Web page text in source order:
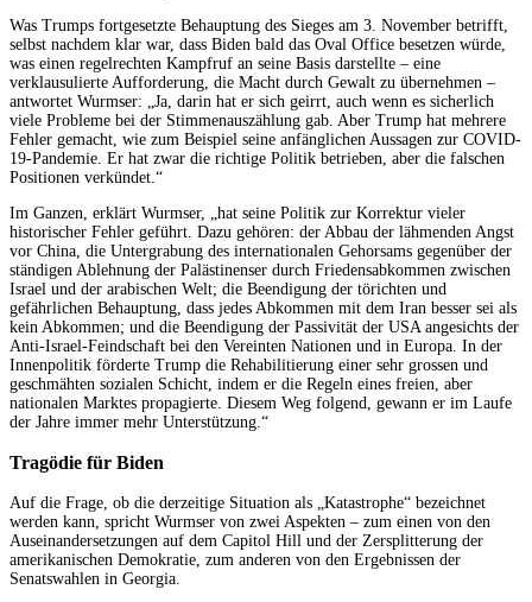
Was Trumps fortgesetzte Behauptung des Sieges am 3. November betrifft,
selbst nachdem klar war, dass Biden bald das Oval Office besetzen würde,
was einen regelrechten Kampfruf an seine Basis darstellte – eine
verklausulierte Aufforderung, die Macht durch Gewalt zu übernehmen –
antwortet Wurmser: „Ja, darin hat er sich geirrt, auch wenn es sicherlich
viele Probleme bei der Stimmenauszählung gab. Aber Trump hat mehrere
Fehler gemacht, wie zum Beispiel seine anfänglichen Aussagen zur COVID-
19-Pandemie. Er hat zwar die richtige Politik betrieben, aber die falschen
Positionen verkündet.“
Im Ganzen, erklärt Wurmser, „hat seine Politik zur Korrektur vieler
historischer Fehler geführt. Dazu gehören: der Abbau der lähmenden Angst
vor China, die Untergrabung des internationalen Gehorsams gegenüber der
ständigen Ablehnung der Palästinenser durch Friedensabkommen zwischen
Israel und der arabischen Welt; die Beendigung der törichten und
gefährlichen Behauptung, dass jedes Abkommen mit dem Iran besser sei als
kein Abkommen; und die Beendigung der Passivität der USA angesichts der
Anti-Israel-Feindschaft bei den Vereinten Nationen und in Europa. In der
Innenpolitik förderte Trump die Rehabilitierung einer sehr grossen und
geschmähten sozialen Schicht, indem er die Regeln eines freien, aber
nationalen Marktes propagierte. Diesem Weg folgend, gewann er im Laufe
der Jahre immer mehr Unterstützung.“
Tragödie für Biden
Auf die Frage, ob die derzeitige Situation als „Katastrophe“ bezeichnet
werden kann, spricht Wurmser von zwei Aspekten – zum einen von den
Auseinandersetzungen auf dem Capitol Hill und der Zersplitterung der
amerikanischen Demokratie, zum anderen von den Ergebnissen der
Senatswahlen in Georgia.